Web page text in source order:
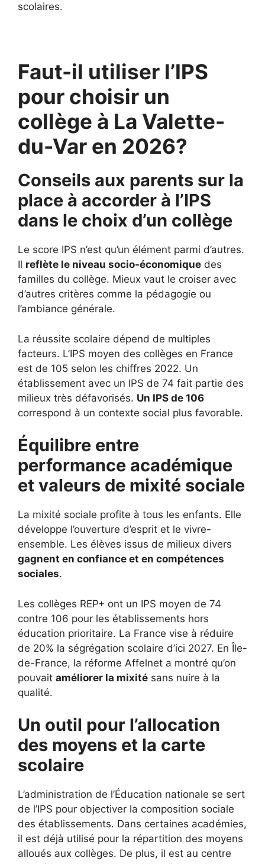
scolaires.
Faut-il utiliser l’IPS
pour choisir un
collège à La Valette-
du-Var en 2026?
Conseils aux parents sur la
place à accorder à l’IPS
dans le choix d’un collège
Le score IPS n’est qu’un élément parmi d’autres.
Il reflète le niveau socio-économique des
familles du collège. Mieux vaut le croiser avec
d’autres critères comme la pédagogie ou
l’ambiance générale.
La réussite scolaire dépend de multiples
facteurs. L’IPS moyen des collèges en France
est de 105 selon les chiffres 2022. Un
établissement avec un IPS de 74 fait partie des
milieux très défavorisés. Un IPS de 106
correspond à un contexte social plus favorable.
Équilibre entre
performance académique
et valeurs de mixité sociale
La mixité sociale profite à tous les enfants. Elle
développe l’ouverture d’esprit et le vivre-
ensemble. Les élèves issus de milieux divers
gagnent en confiance et en compétences
sociales.
Les collèges REP+ ont un IPS moyen de 74
contre 106 pour les établissements hors
éducation prioritaire. La France vise à réduire
de 20% la ségrégation scolaire d’ici 2027. En Île-
de-France, la réforme Affelnet a montré qu’on
pouvait améliorer la mixité sans nuire à la
qualité.
Un outil pour l’allocation
des moyens et la carte
scolaire
L’administration de l’Éducation nationale se sert
de l’IPS pour objectiver la composition sociale
des établissements. Dans certaines académies,
il est déjà utilisé pour la répartition des moyens
alloués aux collèges. De plus, il est au centre